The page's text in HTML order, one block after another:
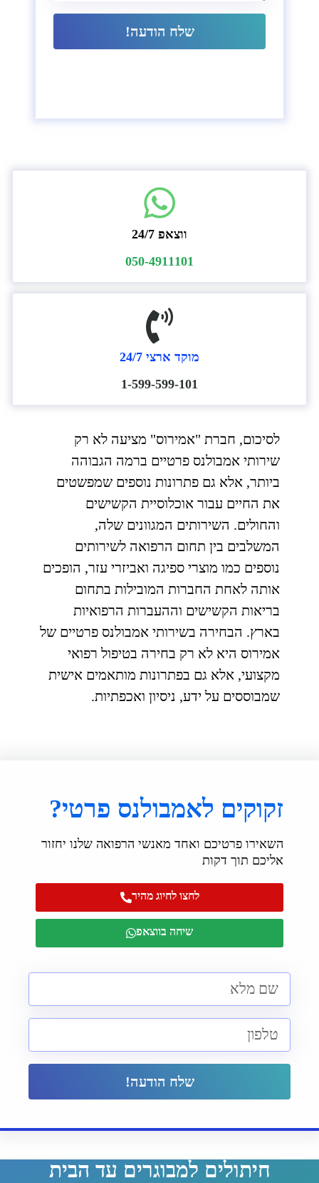
שלח הודעה!
ווצאפ 24/7
050-4911101
מוקד ארצי 24/7
1-599-599-101
לסיכום, חברת "אמירוס" מציעה לא רק
שירותי אמבולנס פרטיים ברמה הגבוהה
ביותר, אלא גם פתרונות נוספים שמפשטים
את החיים עבור אוכלוסיית הקשישים
והחולים. השירותים המגוונים שלה,
המשלבים בין תחום הרפואה לשירותים
נוספים כמו מוצרי ספיגה ואביזרי עזר, הופכים
אותה לאחת החברות המובילות בתחום
בריאות הקשישים וההעברות הרפואיות
בארץ. הבחירה בשירותי אמבולנס פרטיים של
אמירוס היא לא רק בחירה בטיפול רפואי
מקצועי, אלא גם בפתרונות מותאמים אישית
שמבוססים על ידע, ניסיון ואכפתיות.
זקוקים לאמבולנס פרטי?
השאירו פרטיכם ואחד מאנשי הרפואה שלנו יחזור
אליכם תוך דקות
לחצו לחיוג מהיר
שיחה בווצאפ
שלח הודעה!
חיתולים למבוגרים עד הבית